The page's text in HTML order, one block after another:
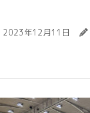
2023年12月11日